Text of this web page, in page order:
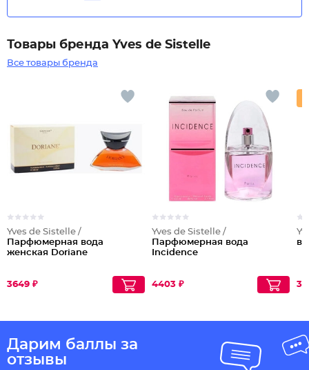
Товары бренда Yves de Sistelle
Все товары бренда
Yves de Sistelle /
Парфюмерная вода
женская Doriane
3649 ₽
Yves de Sistelle /
Парфюмерная вода
Incidence
4403 ₽
Дарим баллы за
отзывы